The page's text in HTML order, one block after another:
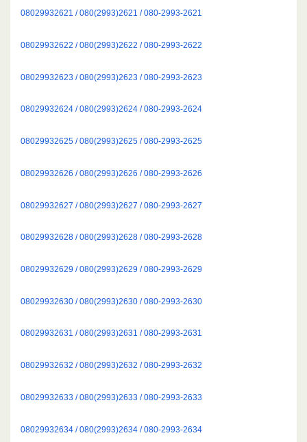
08029932621 / 080(2993)2621 / 080-2993-2621
08029932622 / 080(2993)2622 / 080-2993-2622
08029932623 / 080(2993)2623 / 080-2993-2623
08029932624 / 080(2993)2624 / 080-2993-2624
08029932625 / 080(2993)2625 / 080-2993-2625
08029932626 / 080(2993)2626 / 080-2993-2626
08029932627 / 080(2993)2627 / 080-2993-2627
08029932628 / 080(2993)2628 / 080-2993-2628
08029932629 / 080(2993)2629 / 080-2993-2629
08029932630 / 080(2993)2630 / 080-2993-2630
08029932631 / 080(2993)2631 / 080-2993-2631
08029932632 / 080(2993)2632 / 080-2993-2632
08029932633 / 080(2993)2633 / 080-2993-2633
08029932634 / 080(2993)2634 / 080-2993-2634